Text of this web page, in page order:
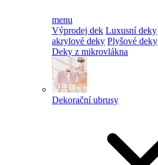
menu
Výprodej dek Luxusní deky
akrylové deky Plyšové deky
Deky z mikrovlákna
Dekorační ubrusy